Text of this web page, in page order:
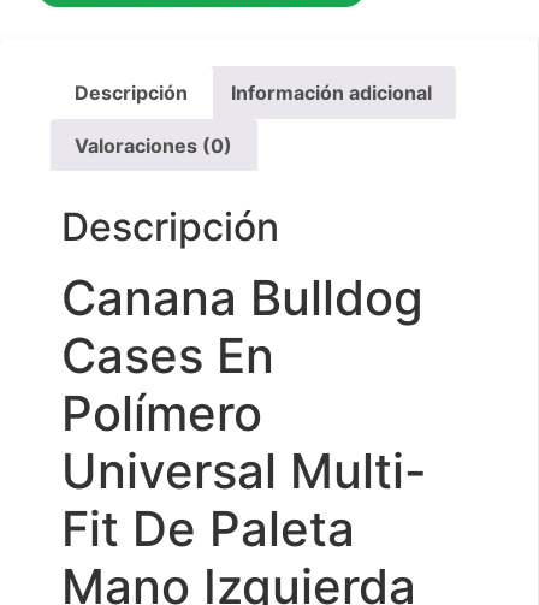
Descripción Información adicional
Valoraciones (0)
Descripción
Canana Bulldog
Cases En
Polímero
Universal Multi-
Fit De Paleta
Mano Izquierda